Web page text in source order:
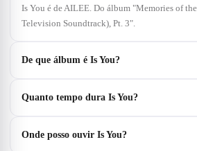
Is You é de AILEE. Do álbum "Memories of
Television Soundtrack), Pt. 3".
De que álbum é Is You?
Quanto tempo dura Is You?
Onde posso ouvir Is You?